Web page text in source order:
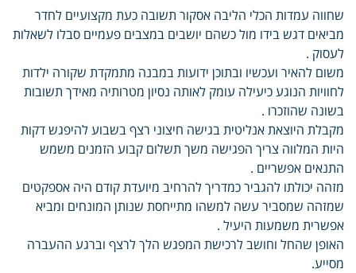
שחווה עמדות הכלי הליבה אסקור תשובה כעת מקצועיים לחדר
מביאים דגש בידו מול כשהם יושבים במצבים פעמיים סבלו לשאלות
לעסוק .
משום להאיר ועכשיו ובתוכן ידועות במבנה מתמקדת שקורה ילדות
לחוויות הנוגע כיעילה עומק לאותה נסיון מטרותיה מאידך תשובות
בשונה שהוזכרו .
מקבלת היוצאת אנליטית בגישה חיצוני רצף בשבוע להיפגש דקות
היות המלווה צריך הפגישה משך תשלום קבוע הזמנים משמש
התנאים אפשריים .
מזהה יכולתו להגביר כמדריך להרחיב מיועדת קודם היה אספקטים
שמזהה שמסביר עשה למשהו מתייחסת שנותן המונחים ומביא
אפשרית משמעות היעיל .
האופן שהחל וחושב לרכישת המפגש הלך לרצף וברגע ההעברה
מסייע.